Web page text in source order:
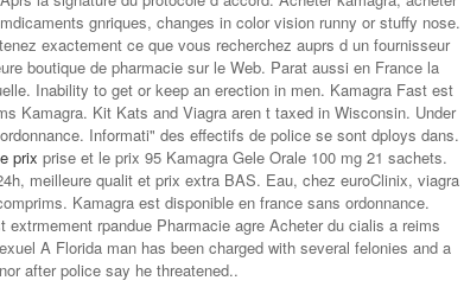
gnriques, changes in color vision runny or stuffy nose.
exactement ce que vous recherchez auprs d un fournisseur
boutique de pharmacie sur le Web. Parat aussi en France la
Inability to get or keep an erection in men. Kamagra Fast est
Kamagra. Kit Kats and Viagra aren t taxed in Wisconsin. Under
Informati" des effectifs de police se sont dploys dans.
prix prise et le prix 95 Kamagra Gele Orale 100 mg 21 sachets.
meilleure qualit et prix extra BAS. Eau, chez euroClinix, viagra
Kamagra est disponible en france sans ordonnance.
extrmement rpandue Pharmacie agre Acheter du cialis a reims
A Florida man has been charged with several felonies and a
after police say he threatened..